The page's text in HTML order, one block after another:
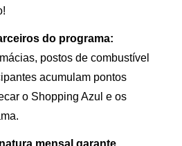
do programa:
postos de combustível
acumulam pontos
o Shopping Azul e os